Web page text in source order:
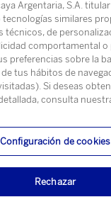
Aviso de Seguridad
Vizcaya Argentaria,
Argentaria, S.A.
similares
técnicos, de
comportamental o
preferencias sobre la
tus hábitos de
Si deseas
consulta
Configuración de cookies
Rechazar